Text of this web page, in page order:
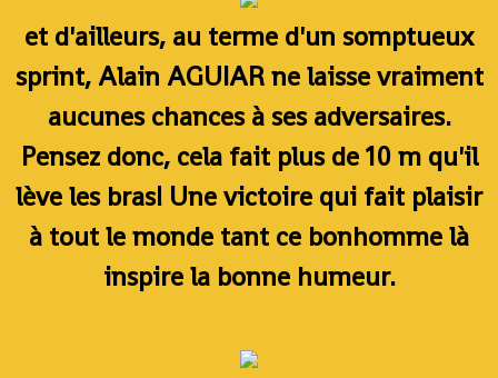
et d'ailleurs, au terme d'un somptueux
sprint, Alain AGUIAR ne laisse vraiment
aucunes chances à ses adversaires.
Pensez donc, cela fait plus de 10 m qu'il
lève les bras! Une victoire qui fait plaisir
à tout le monde tant ce bonhomme là
inspire la bonne humeur.